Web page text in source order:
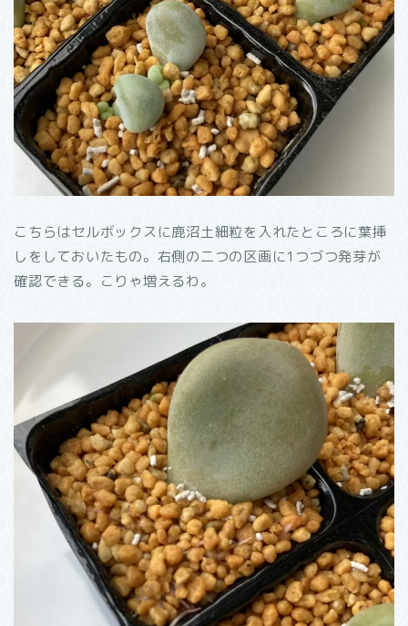
こちらはセルボックスに鹿沼土細粒を入れたところに葉挿
しをしておいたもの。右側の二つの区画に1つづつ発芽が
確認できる。こりゃ増えるわ。